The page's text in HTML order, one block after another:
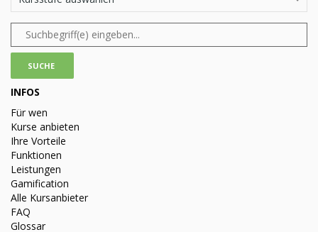
INFOS
Für wen
Kurse anbieten
Ihre Vorteile
Funktionen
Leistungen
Gamification
Alle Kursanbieter
FAQ
Glossar